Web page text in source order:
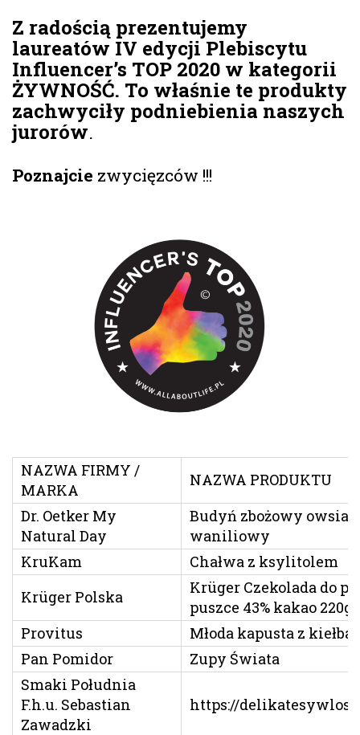
Z radością prezentujemy
laureatów IV edycji Plebiscytu
Influencer’s TOP 2020 w kategorii
ŻYWNOŚĆ. To właśnie te produkty
zachwyciły podniebienia naszych
jurorów.
Poznajcie zwycięzców !!!
NAZWA FIRMY /
MARKA
NAZWA PRODUKTU
Dr. Oetker My
Natural Day
Budyń zbożowy
waniliowy
KruKam
Chałwa z ksylitolem
Krüger Polska
Krüger Czekolada do
puszce 43% kakao 220g
Provitus
Młoda kapusta z
Pan Pomidor
Zupy Świata
Smaki Południa
F.h.u. Sebastian
Zawadzki
https://